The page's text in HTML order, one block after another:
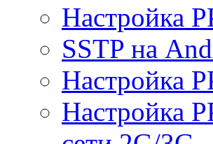
Настройка
SSTP на
Настройка
Настройка